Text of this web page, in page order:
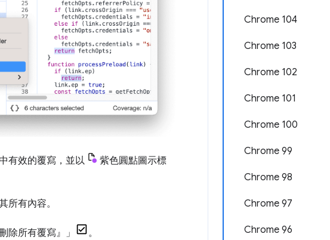
Chrome 104
Chrome 103
Chrome 102
Chrome 101
Chrome 100
Chrome 99
Chrome 98
Chrome 97
Chrome 96
有效的覆寫，並以
紫色圓點圖示標
所有內容。
除所有覆寫』」 。